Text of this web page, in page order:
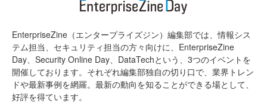
EnterpriseZine（エンタープライズジン）編集部では、情報シス
テム担当、セキュリティ担当の方々向けに、EnterpriseZine
Day、Security Online Day、DataTechという、3つのイベントを
開催しております。それぞれ編集部独自の切り口で、業界トレン
ドや最新事例を網羅。最新の動向を知ることができる場として、
好評を得ています。